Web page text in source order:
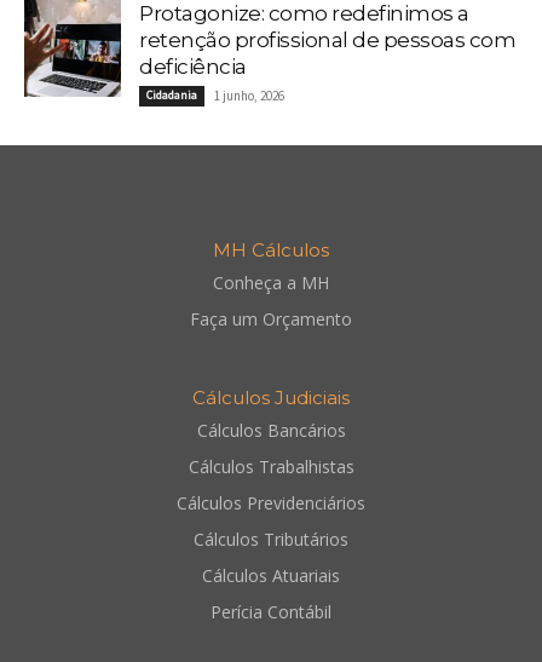
Protagonize: como redefinimos a
retenção profissional de pessoas com
deficiência
Cidadania 1 junho, 2026
MH Cálculos
Conheça a MH
Faça um Orçamento
Cálculos Judiciais
Cálculos Bancários
Cálculos Trabalhistas
Cálculos Previdenciários
Cálculos Tributários
Cálculos Atuariais
Perícia Contábil